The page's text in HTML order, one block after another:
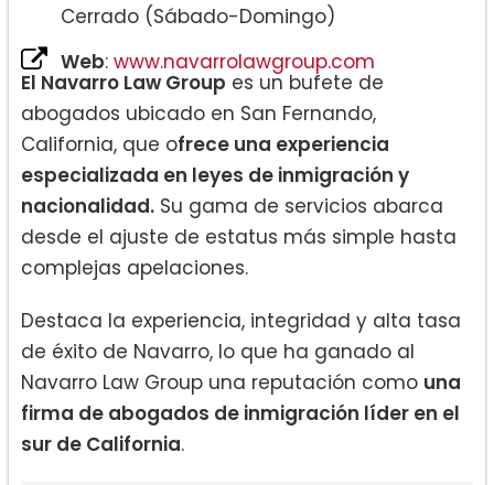
Cerrado (Sábado-Domingo)
Web: www.navarrolawgroup.com
El Navarro Law Group es un bufete de
abogados ubicado en San Fernando,
California, que ofrece una experiencia
especializada en leyes de inmigración y
nacionalidad. Su gama de servicios abarca
desde el ajuste de estatus más simple hasta
complejas apelaciones.
Destaca la experiencia, integridad y alta tasa
de éxito de Navarro, lo que ha ganado al
Navarro Law Group una reputación como una
firma de abogados de inmigración líder en el
sur de California.